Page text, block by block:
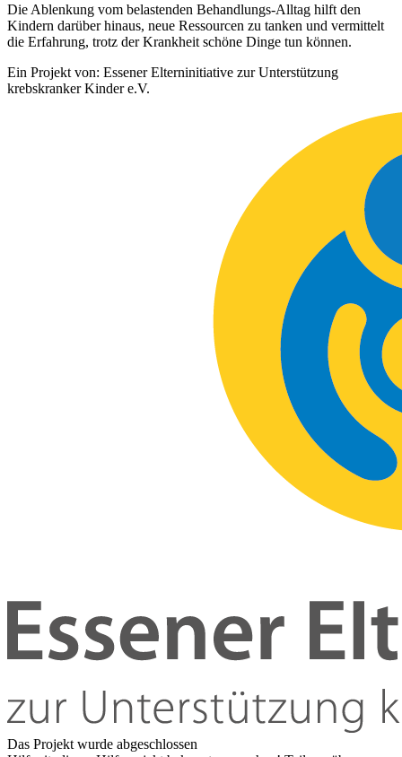
Die Ablenkung vom belastenden Behandlungs-Alltag hilft den
Kindern darüber hinaus, neue Ressourcen zu tanken und vermittelt
die Erfahrung, trotz der Krankheit schöne Dinge tun können.
Ein Projekt von: Essener Elterninitiative zur Unterstützung
krebskranker Kinder e.V.
Das Projekt wurde abgeschlossen